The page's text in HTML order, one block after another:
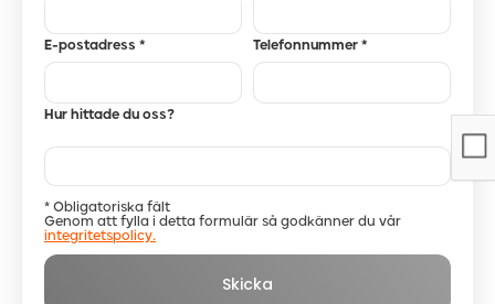
E-postadress * Telefonnummer *
Hur hittade du oss?
* Obligatoriska fält
Genom att fylla i detta formulär så godkänner du vår
integritetspolicy.